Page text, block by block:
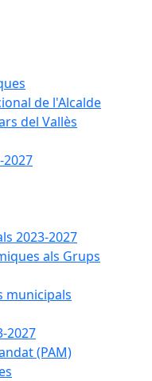
de l'Alcalde
del Vallès
2023-2027
als Grups
municipals
2027
(PAM)